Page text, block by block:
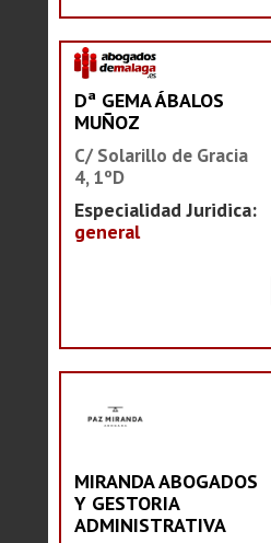
Dª GEMA ÁBALOS
MUÑOZ
C/ Solarillo de Gracia
4, 1ºD
Especialidad Juridica:
general
MIRANDA ABOGADOS
Y GESTORIA
ADMINISTRATIVA